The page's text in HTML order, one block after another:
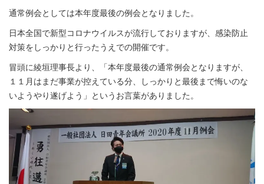
通常例会としては本年度最後の例会となりました。
日本全国で新型コロナウイルスが流行しておりますが、感染防止
対策をしっかりと行ったうえでの開催です。
冒頭に綾垣理事長より、「本年度最後の通常例会となりますが、
１１月はまだ事業が控えている分、しっかりと最後まで悔いのな
いようやり遂げよう」というお言葉がありました。